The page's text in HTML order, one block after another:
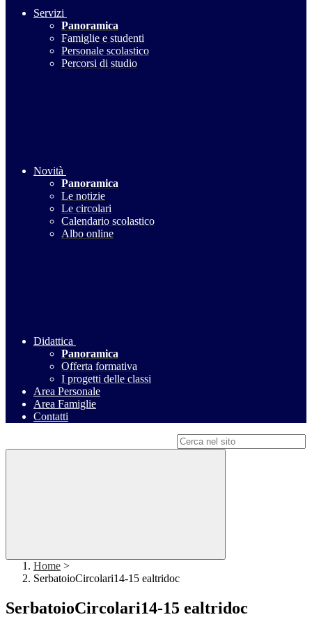
Servizi
Panoramica
Famiglie e studenti
Personale scolastico
Percorsi di studio
Novità
Panoramica
Le notizie
Le circolari
Calendario scolastico
Albo online
Didattica
Panoramica
Offerta formativa
I progetti delle classi
Area Personale
Area Famiglie
Contatti
Home >
SerbatoioCircolari14-15 ealtridoc
SerbatoioCircolari14-15 ealtridoc